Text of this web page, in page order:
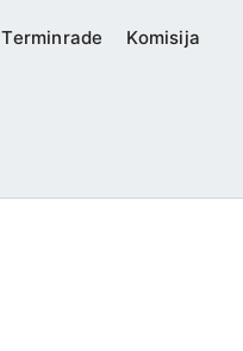
Terminrade Komisija